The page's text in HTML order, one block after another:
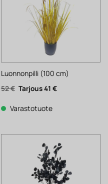
Luonnonpilli (100 cm)
52€ Alkuperäinen
hinta
52 €.
41 €Nykyinen
Varastotuote